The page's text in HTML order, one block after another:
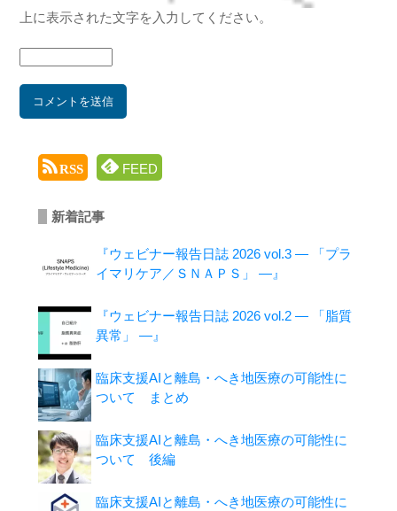
上に表示された文字を入力してください。
RSS FEED
新着記事
『ウェビナー報告日誌 2026 vol.3 ― 「プラ
イマリケア／ＳＮＡＰＳ」 ―』
『ウェビナー報告日誌 2026 vol.2 ― 「脂質
異常」 ―』
臨床支援AIと離島・へき地医療の可能性に
ついて まとめ
臨床支援AIと離島・へき地医療の可能性に
ついて 後編
臨床支援AIと離島・へき地医療の可能性に